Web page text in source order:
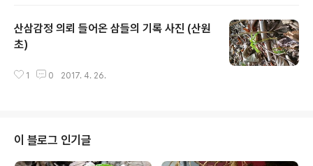
산삼감정 의뢰 들어온 삼들의 기록 사진 (산원
초)
1 0 2017. 4. 26.
이 블로그 인기글